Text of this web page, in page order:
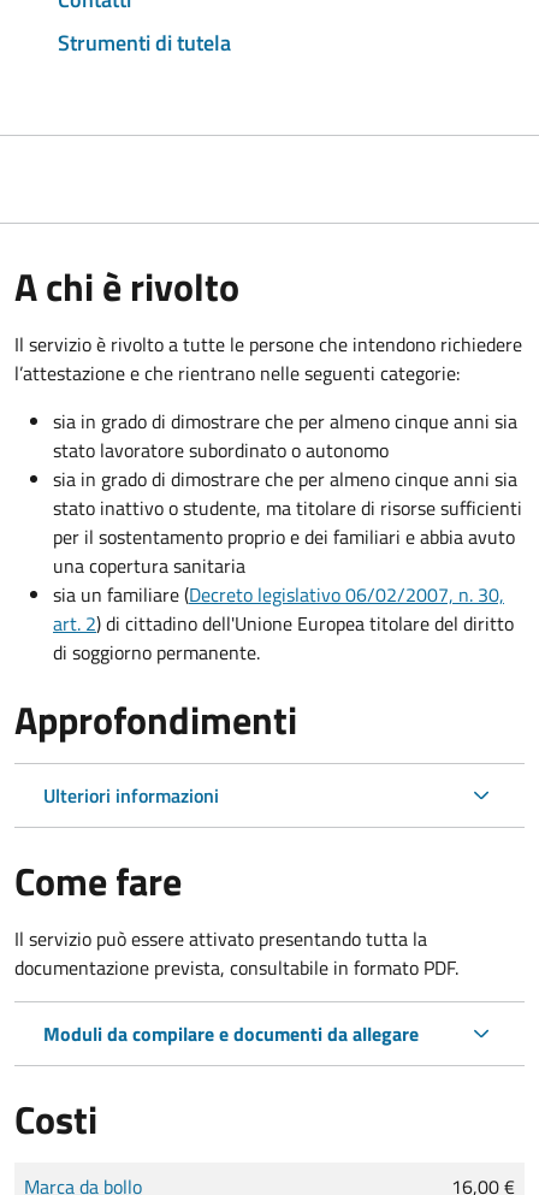
Strumenti di tutela
A chi è rivolto
Il servizio è rivolto a tutte le persone che intendono richiedere
l’attestazione e che rientrano nelle seguenti categorie:
sia in grado di dimostrare che per almeno cinque anni sia
stato lavoratore subordinato o autonomo
sia in grado di dimostrare che per almeno cinque anni sia
stato inattivo o studente, ma titolare di risorse sufficienti
per il sostentamento proprio e dei familiari e abbia avuto
una copertura sanitaria
sia un familiare (Decreto legislativo 06/02/2007, n. 30,
art. 2) di cittadino dell'Unione Europea titolare del diritto
di soggiorno permanente.
Approfondimenti
Ulteriori informazioni
Come fare
Il servizio può essere attivato presentando tutta la
documentazione prevista, consultabile in formato PDF.
Moduli da compilare e documenti da allegare
Costi
Tipo di pagamento
Importo
Marca da bollo 16,00 €